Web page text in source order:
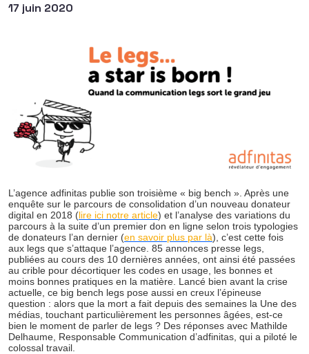
17 juin 2020
L’agence adfinitas publie son troisième « big bench ». Après une
enquête sur le parcours de consolidation d’un nouveau donateur
digital en 2018 (lire ici notre article) et l’analyse des variations du
parcours à la suite d’un premier don en ligne selon trois typologies
de donateurs l’an dernier (en savoir plus par là), c’est cette fois
aux legs que s’attaque l’agence. 85 annonces presse legs,
publiées au cours des 10 dernières années, ont ainsi été passées
au crible pour décortiquer les codes en usage, les bonnes et
moins bonnes pratiques en la matière. Lancé bien avant la crise
actuelle, ce big bench legs pose aussi en creux l’épineuse
question : alors que la mort a fait depuis des semaines la Une des
médias, touchant particulièrement les personnes âgées, est-ce
bien le moment de parler de legs ? Des réponses avec Mathilde
Delhaume, Responsable Communication d’adfinitas, qui a piloté le
colossal travail.